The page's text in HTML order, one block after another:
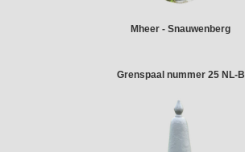
Mheer - Snauwenberg
Grenspaal nummer 25 NL-B